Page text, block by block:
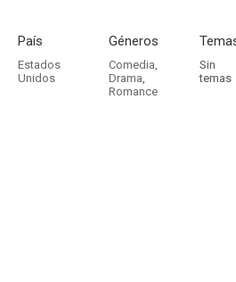
País
Estados
Unidos
Géneros
Comedia,
Drama,
Romance
Sin
temas